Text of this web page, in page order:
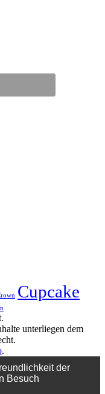
Cupcake
unterliegen dem
.
der
Besuch